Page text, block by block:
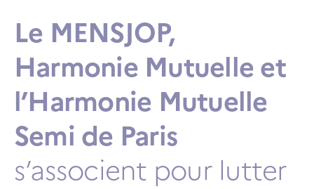
Le MENSJOP,
Harmonie Mutuelle et
l’Harmonie Mutuelle
Semi de Paris
s’associent pour lutter